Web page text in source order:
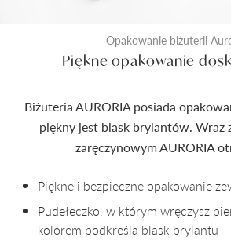
Opakowanie biżuterii
Piękne opakowanie
Biżuteria AURORIA posiada
piękny jest blask brylantów. Wraz
zaręczynowym AURORIA
Piękne i bezpieczne opakowanie
Pudełeczko, w którym wręczysz
kolorem podkreśla blask brylantu